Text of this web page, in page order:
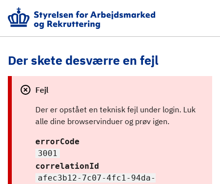
Der skete desværre en fejl
Fejl
Der er opstået en teknisk fejl under login. Luk
alle dine browservinduer og prøv igen.
errorCode
3001
correlationId
afec3b12-7c07-4fc1-94da-